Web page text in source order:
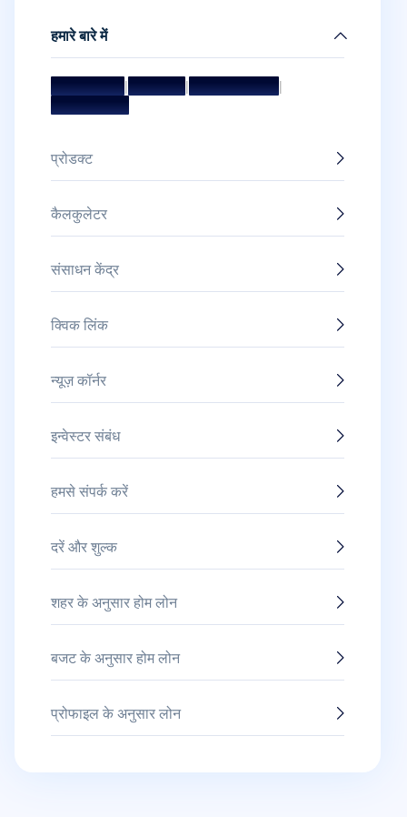
हमारे बारे में
मिशन और विज़न|मैनेजमेंट टीम|बोर्ड ऑफ डायरेक्टर्स|
अवॉर्ड और सम्मान
प्रोडक्ट
कैलकुलेटर
संसाधन केंद्र
क्विक लिंक
न्यूज़ कॉर्नर
इन्वेस्टर संबंध
हमसे संपर्क करें
दरें और शुल्क
शहर के अनुसार होम लोन
बजट के अनुसार होम लोन
प्रोफाइल के अनुसार लोन